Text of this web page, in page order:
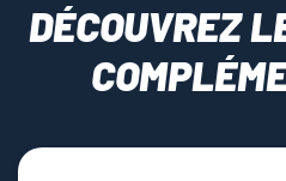
DÉCOUVREZ